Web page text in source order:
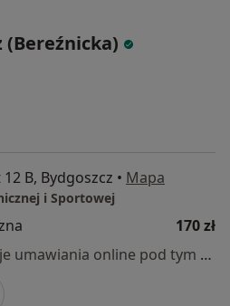
B, Bydgoszcz • Mapa
i Sportowej
170 zł
Specjalista nie oferuje umawiania online pod tym adresem.